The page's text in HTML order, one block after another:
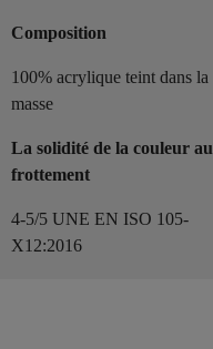
Composition
100% acrylique teint dans la
masse
La solidité de la couleur au
frottement
4-5/5 UNE EN ISO 105-
X12:2016